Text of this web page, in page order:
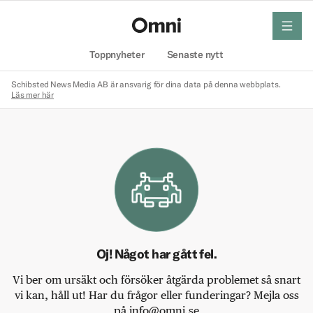
Toppnyheter Senaste nytt
meny
Schibsted News Media AB är ansvarig för dina data på denna webbplats.
Läs mer här
Oj! Något har gått fel.
Vi ber om ursäkt och försöker åtgärda problemet så snart
vi kan, håll ut! Har du frågor eller funderingar? Mejla oss